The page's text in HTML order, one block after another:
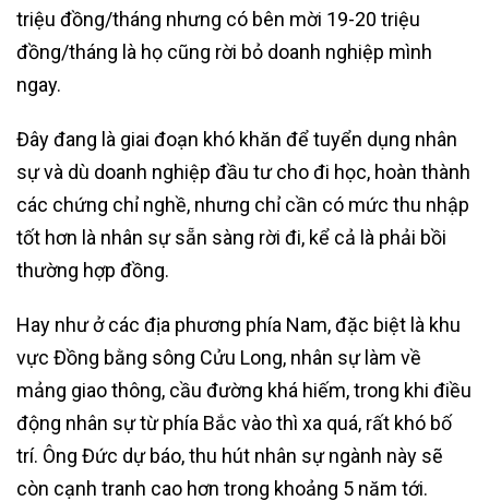
triệu đồng/tháng nhưng có bên mời 19-20 triệu
đồng/tháng là họ cũng rời bỏ doanh nghiệp mình
ngay.
Đây đang là giai đoạn khó khăn để tuyển dụng nhân
sự và dù doanh nghiệp đầu tư cho đi học, hoàn thành
các chứng chỉ nghề, nhưng chỉ cần có mức thu nhập
tốt hơn là nhân sự sẵn sàng rời đi, kể cả là phải bồi
thường hợp đồng.
Hay như ở các địa phương phía Nam, đặc biệt là khu
vực Đồng bằng sông Cửu Long, nhân sự làm về
mảng giao thông, cầu đường khá hiếm, trong khi điều
động nhân sự từ phía Bắc vào thì xa quá, rất khó bố
trí. Ông Đức dự báo, thu hút nhân sự ngành này sẽ
còn cạnh tranh cao hơn trong khoảng 5 năm tới.